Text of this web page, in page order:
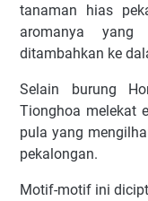
tanaman hias
aromanya
ditambahkan ke
Selain burung
Tionghoa melekat
pula yang
pekalongan.
Motif-motif ini